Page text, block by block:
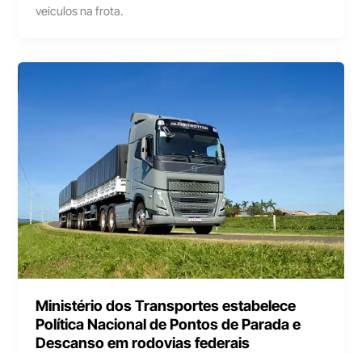
veículos na frota.
Ministério dos Transportes estabelece
Política Nacional de Pontos de Parada e
Descanso em rodovias federais